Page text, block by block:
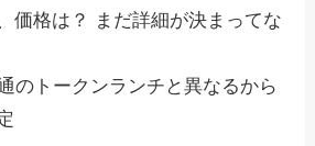
価格は？ まだ詳細が決まってな
のトークンランチと異なるから